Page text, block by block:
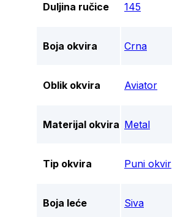
Duljina ručice 145
Boja okvira Crna
Oblik okvira Aviator
Materijal okvira Metal
Tip okvira Puni okvir
Boja leće Siva